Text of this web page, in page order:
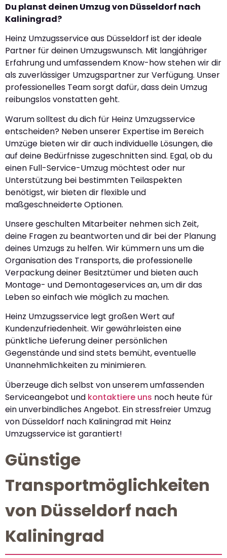
Du planst deinen Umzug von Düsseldorf nach
Kaliningrad?
Heinz Umzugsservice aus Düsseldorf ist der ideale
Partner für deinen Umzugswunsch. Mit langjähriger
Erfahrung und umfassendem Know-how stehen wir dir
als zuverlässiger Umzugspartner zur Verfügung. Unser
professionelles Team sorgt dafür, dass dein Umzug
reibungslos vonstatten geht.
Warum solltest du dich für Heinz Umzugsservice
entscheiden? Neben unserer Expertise im Bereich
Umzüge bieten wir dir auch individuelle Lösungen, die
auf deine Bedürfnisse zugeschnitten sind. Egal, ob du
einen Full-Service-Umzug möchtest oder nur
Unterstützung bei bestimmten Teilaspekten
benötigst, wir bieten dir flexible und
maßgeschneiderte Optionen.
Unsere geschulten Mitarbeiter nehmen sich Zeit,
deine Fragen zu beantworten und dir bei der Planung
deines Umzugs zu helfen. Wir kümmern uns um die
Organisation des Transports, die professionelle
Verpackung deiner Besitztümer und bieten auch
Montage- und Demontageservices an, um dir das
Leben so einfach wie möglich zu machen.
Heinz Umzugsservice legt großen Wert auf
Kundenzufriedenheit. Wir gewährleisten eine
pünktliche Lieferung deiner persönlichen
Gegenstände und sind stets bemüht, eventuelle
Unannehmlichkeiten zu minimieren.
Überzeuge dich selbst von unserem umfassenden
Serviceangebot und kontaktiere uns noch heute für
ein unverbindliches Angebot. Ein stressfreier Umzug
von Düsseldorf nach Kaliningrad mit Heinz
Umzugsservice ist garantiert!
Günstige
Transportmöglichkeiten
von Düsseldorf nach
Kaliningrad